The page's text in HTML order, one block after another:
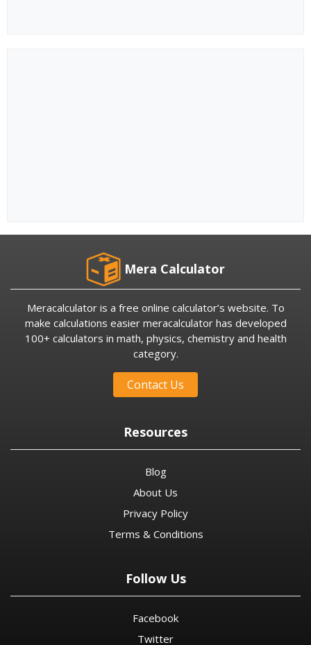
Mera Calculator
Meracalculator is a free online calculator’s website. To
make calculations easier meracalculator has developed
100+ calculators in math, physics, chemistry and health
category.
Contact Us
Resources
Blog
About Us
Privacy Policy
Terms & Conditions
Follow Us
Facebook
Twitter